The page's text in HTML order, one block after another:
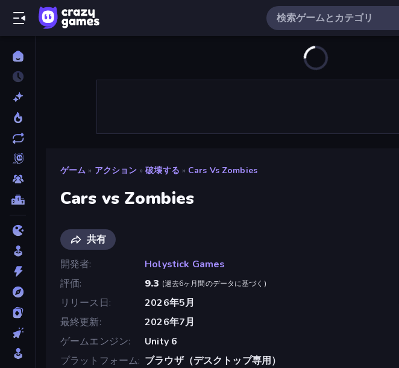
ゲーム » アクション » 破壊する » Cars Vs Zombies
Cars vs Zombies
共有
開発者
Holystick Games
評価
9.3 (過去6ヶ月間のデータに基づく )
リリース日
2026年5月
最終更新
2026年7月
ゲームエンジン
Unity 6
プラットフォーム ブラウザ（デスクトップ専用）